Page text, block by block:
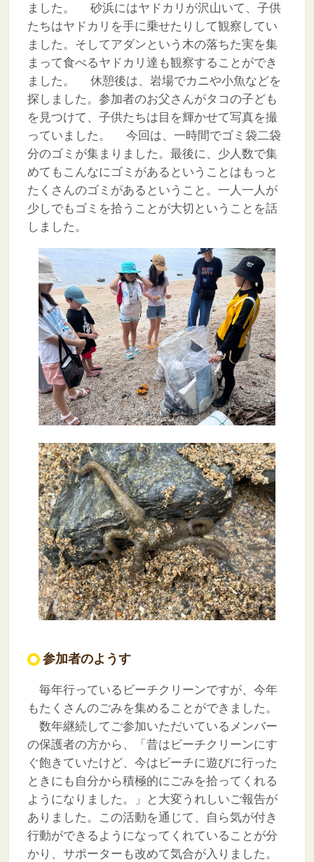
ました。
砂浜にはヤドカリが沢山いて、子供
たちはヤドカリを手に乗せたりして観察してい
ました。そしてアダンという木の落ちた実を集
まって食べるヤドカリ達も観察することができ
ました。
休憩後は、岩場でカニや小魚などを
探しました。参加者のお父さんがタコの子ども
を見つけて、子供たちは目を輝かせて写真を撮
っていました。
今回は、一時間でゴミ袋二袋
分のゴミが集まりました。最後に、少人数で集
めてもこんなにゴミがあるということはもっと
たくさんのゴミがあるということ。一人一人が
少しでもゴミを拾うことが大切ということを話
しました。
参加者のようす
毎年行っているビーチクリーンですが、今年
もたくさんのごみを集めることができました。
数年継続してご参加いただいているメンバー
の保護者の方から、「昔はビーチクリーンにす
ぐ飽きていたけど、今はビーチに遊びに行った
ときにも自分から積極的にごみを拾ってくれる
ようになりました。」と大変うれしいご報告が
ありました。この活動を通じて、自ら気が付き
行動ができるようになってくれていることが分
かり、サポーターも改めて気合が入りました。